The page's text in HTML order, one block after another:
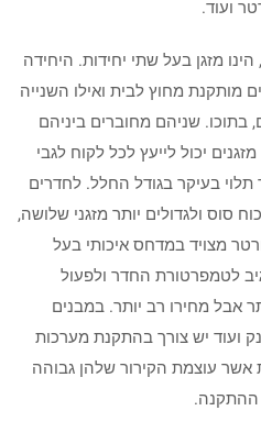
ועוד.
מזגן בעל שתי יחידות. היחידה
מחוץ לבית ואילו השנייה
בתוכו. שניהם מחוברים ביניהם
יכול לייעץ לכל לקוח לגבי
תלוי בעיקר בגודל החלל. לחדרים
קטנים יספיק לרוב, מזגן של כ 1 כוח סוס ולגדולים יותר מזגני שלושה,
מצויד במדחס איכותי בעל
לטמפרטורת החדר ולפעול
אבל מחירו רב יותר. במבנים
ועוד יש צורך בהתקנת מערכות
אשר עוצמת הקירור שלהן גבוהה
ההתקנה.